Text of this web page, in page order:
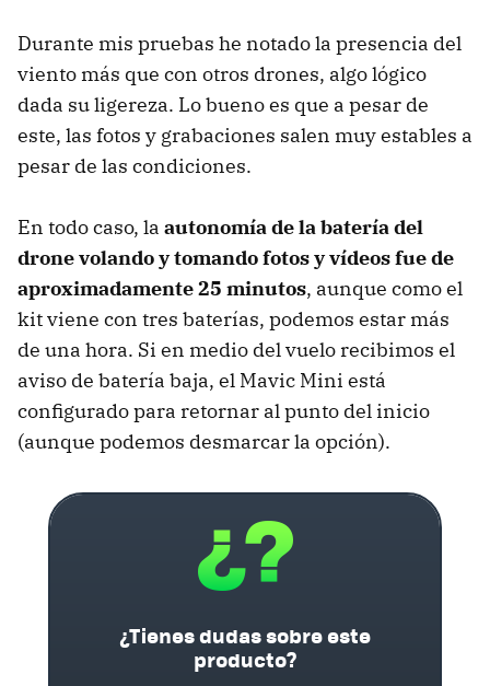
Durante mis pruebas he notado la presencia del
viento más que con otros drones, algo lógico
dada su ligereza. Lo bueno es que a pesar de
este, las fotos y grabaciones salen muy estables a
pesar de las condiciones.
En todo caso, la autonomía de la batería del
drone volando y tomando fotos y vídeos fue de
aproximadamente 25 minutos, aunque como el
kit viene con tres baterías, podemos estar más
de una hora. Si en medio del vuelo recibimos el
aviso de batería baja, el Mavic Mini está
configurado para retornar al punto del inicio
(aunque podemos desmarcar la opción).
¿Tienes dudas sobre este
producto?